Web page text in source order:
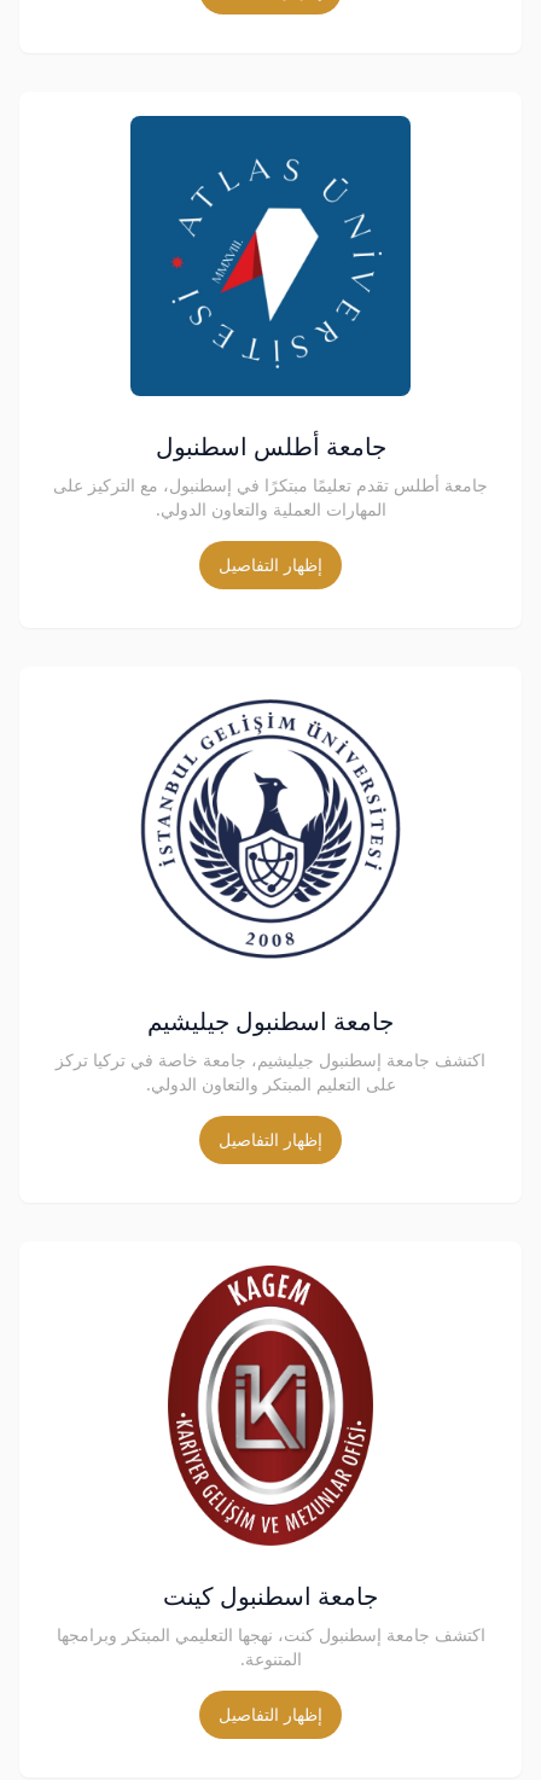
جامعة أطلس اسطنبول
جامعة أطلس تقدم تعليمًا مبتكرًا في إسطنبول، مع التركيز على
المهارات العملية والتعاون الدولي.
إظهار التفاصيل
جامعة اسطنبول جيليشيم
اكتشف جامعة إسطنبول جيليشيم، جامعة خاصة في تركيا تركز
على التعليم المبتكر والتعاون الدولي.
إظهار التفاصيل
جامعة اسطنبول كينت
اكتشف جامعة إسطنبول كنت، نهجها التعليمي المبتكر وبرامجها
المتنوعة.
إظهار التفاصيل